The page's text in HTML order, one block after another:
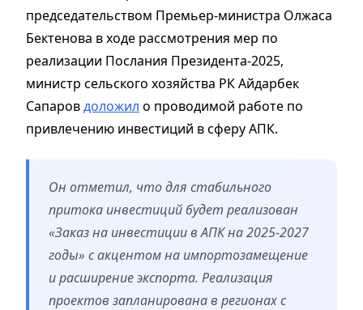
председательством Премьер-министра Олжаса
Бектенова в ходе рассмотрения мер по
реализации Послания Президента-2025,
министр сельского хозяйства РК Айдарбек
Сапаровдоложил о проводимой работе по
привлечению инвестиций в сферу АПК.
Он отметил, что для стабильного
притока инвестиций будет реализован
«Заказ на инвестиции в АПК на 2025-2027
годы» с акцентом на импортозамещение
и расширение экспорта. Реализация
проектов запланирована в регионах с